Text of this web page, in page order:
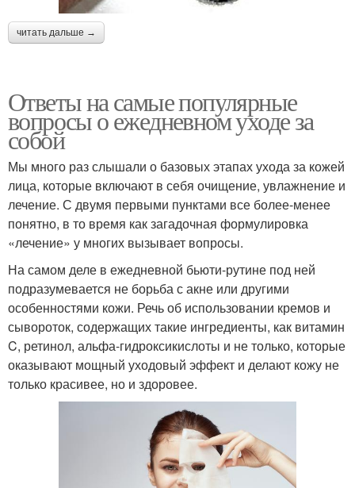
читать дальше →
Ответы на самые популярные
вопросы о ежедневном уходе за
собой
Мы много раз слышали о базовых этапах ухода за кожей
лица, которые включают в себя очищение, увлажнение и
лечение. С двумя первыми пунктами все более-менее
понятно, в то время как загадочная формулировка
«лечение» у многих вызывает вопросы.
На самом деле в ежедневной бьюти-рутине под ней
подразумевается не борьба с акне или другими
особенностями кожи. Речь об использовании кремов и
сывороток, содержащих такие ингредиенты, как витамин
C, ретинол, альфа-гидроксикислоты и не только, которые
оказывают мощный уходовый эффект и делают кожу не
только красивее, но и здоровее.